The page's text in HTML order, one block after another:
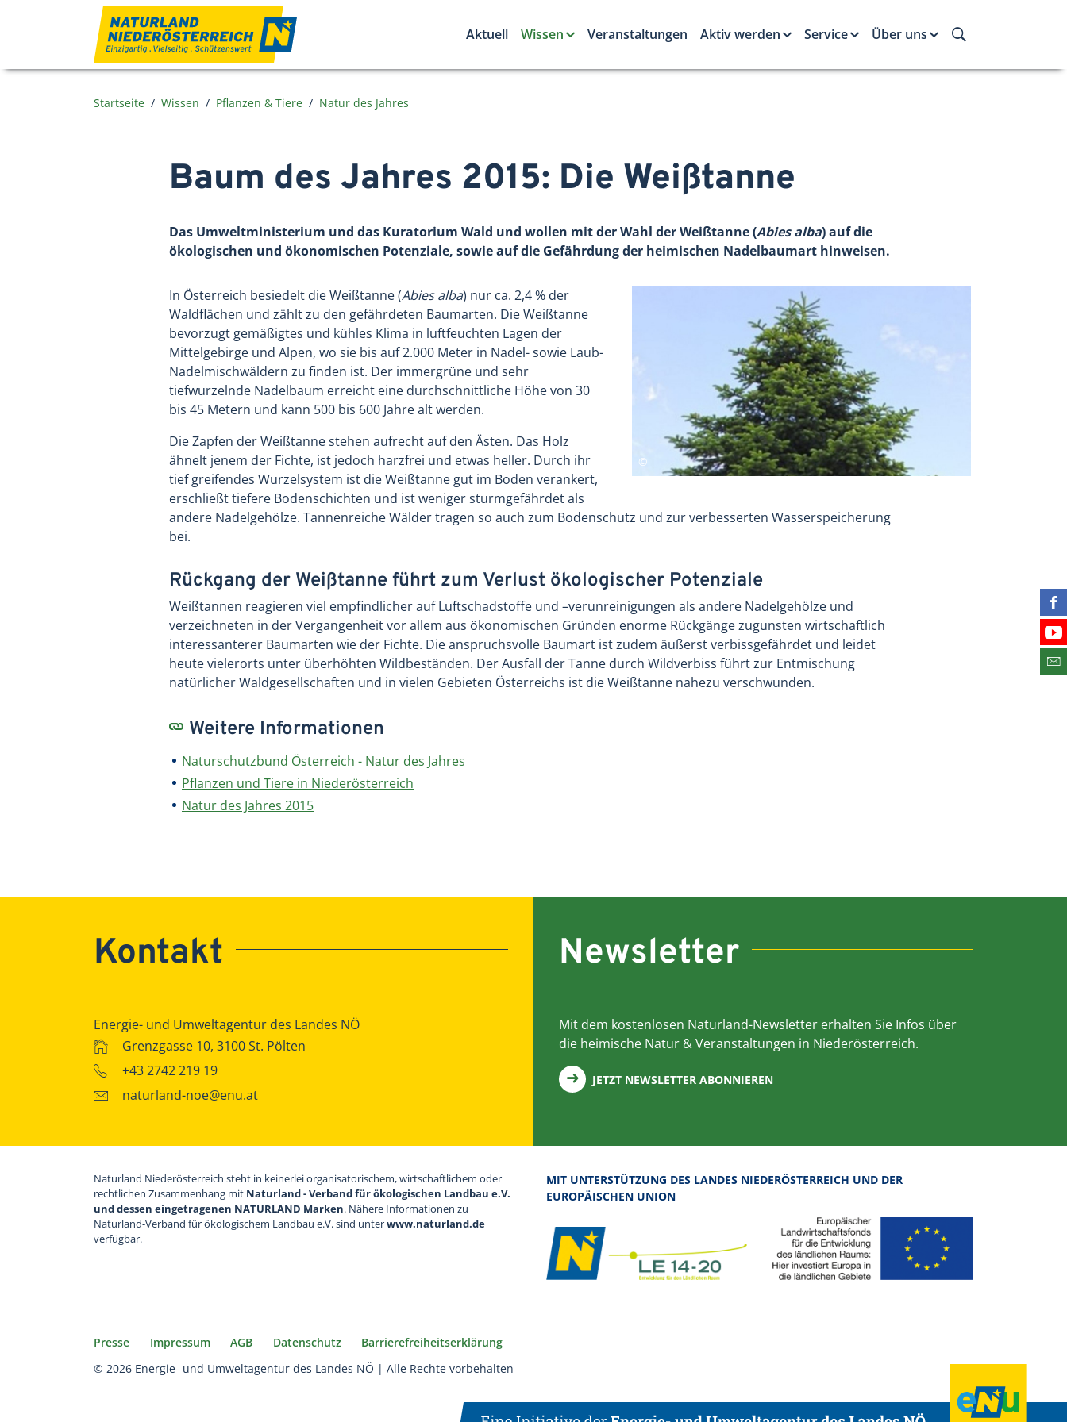
Aktuell
Wissen Veranstaltungen Aktiv werden Service Über uns
Startseite Wissen Pflanzen & Tiere Natur des Jahres
Baum des Jahres 2015: Die Weißtanne
Das Umweltministerium und das Kuratorium Wald und wollen mit der Wahl der Weißtanne (Abies alba) auf die
ökologischen und ökonomischen Potenziale, sowie auf die Gefährdung der heimischen Nadelbaumart hinweisen.
In Österreich besiedelt die Weißtanne (Abies alba) nur ca. 2,4 % der
Waldflächen und zählt zu den gefährdeten Baumarten. Die Weißtanne
bevorzugt gemäßigtes und kühles Klima in luftfeuchten Lagen der
Mittelgebirge und Alpen, wo sie bis auf 2.000 Meter in Nadel- sowie Laub-
Nadelmischwäldern zu finden ist. Der immergrüne und sehr
tiefwurzelnde Nadelbaum erreicht eine durchschnittliche Höhe von 30
bis 45 Metern und kann 500 bis 600 Jahre alt werden.
Die Zapfen der Weißtanne stehen aufrecht auf den Ästen. Das Holz
ähnelt jenem der Fichte, ist jedoch harzfrei und etwas heller. Durch ihr
tief greifendes Wurzelsystem ist die Weißtanne gut im Boden verankert,
erschließt tiefere Bodenschichten und ist weniger sturmgefährdet als
andere Nadelgehölze. Tannenreiche Wälder tragen so auch zum Bodenschutz und zur verbesserten Wasserspeicherung
bei.
Rückgang der Weißtanne führt zum Verlust ökologischer Potenziale
Weißtannen reagieren viel empfindlicher auf Luftschadstoffe und –verunreinigungen als andere Nadelgehölze und
verzeichneten in der Vergangenheit vor allem aus ökonomischen Gründen enorme Rückgänge zugunsten wirtschaftlich
interessanterer Baumarten wie der Fichte. Die anspruchsvolle Baumart ist zudem äußerst verbissgefährdet und leidet
heute vielerorts unter überhöhten Wildbeständen. Der Ausfall der Tanne durch Wildverbiss führt zur Entmischung
natürlicher Waldgesellschaften und in vielen Gebieten Österreichs ist die Weißtanne nahezu verschwunden.
Weitere Informationen
Naturschutzbund Österreich - Natur des Jahres
Pflanzen und Tiere in Niederösterreich
Natur des Jahres 2015
Newsletter
Mit dem kostenlosen Naturland-Newsletter erhalten Sie Infos über
die heimische Natur & Veranstaltungen in Niederösterreich.
JETZT NEWSLETTER ABONNIEREN
Kontakt
Energie- und Umweltagentur des Landes NÖ
Grenzgasse 10, 3100 St. Pölten
+43 2742 219 19
naturland-noe@enu.at
Naturland Niederösterreich steht in keinerlei organisatorischem, wirtschaftlichem oder
rechtlichen Zusammenhang mit Naturland - Verband für ökologischen Landbau e.V.
und dessen eingetragenen NATURLAND Marken. Nähere Informationen zu
Naturland-Verband für ökologischem Landbau e.V. sind unterwww.naturland.de
verfügbar.
MIT UNTERSTÜTZUNG DES LANDES NIEDERÖSTERREICH UND DER
EUROPÄISCHEN UNION
Presse Impressum AGB Datenschutz
Barrierefreiheitserklärung
© 2026 Energie- und Umweltagentur des Landes NÖ | Alle Rechte vorbehalten